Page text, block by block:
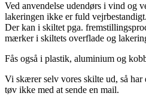
Ved anvendelse udendørs i vind og
lakeringen ikke er fuld vejrbestandigt.
Der kan i skiltet pga.
mærker i skiltets overflade og
Fås også i plastik, aluminium og
Vi skærer selv vores skilte ud, så har
tøv ikke med at sende en mail.